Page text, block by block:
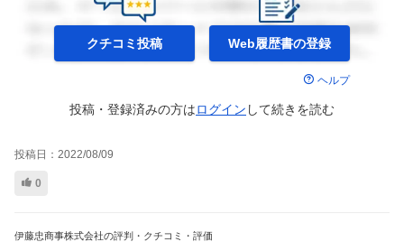
クチコミ投稿 Web履歴書の登録
ヘルプ
投稿・登録済みの方はログイン して続きを読む
投稿日： 2022/08/09
0
伊藤忠商事株式会社の評判・クチコミ・評価